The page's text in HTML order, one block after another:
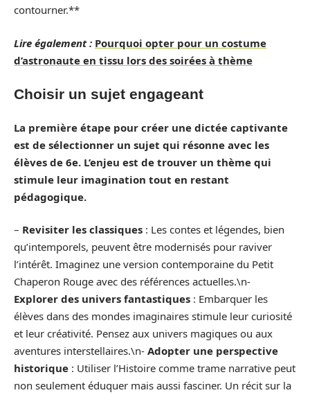
contourner.**
Lire également : Pourquoi opter pour un costume
d’astronaute en tissu lors des soirées à thème
Choisir un sujet engageant
La première étape pour créer une dictée captivante
est de sélectionner un sujet qui résonne avec les
élèves de 6e. L’enjeu est de trouver un thème qui
stimule leur imagination tout en restant
pédagogique.
– Revisiter les classiques : Les contes et légendes, bien
qu’intemporels, peuvent être modernisés pour raviver
l’intérêt. Imaginez une version contemporaine du Petit
Chaperon Rouge avec des références actuelles.\n-
Explorer des univers fantastiques : Embarquer les
élèves dans des mondes imaginaires stimule leur curiosité
et leur créativité. Pensez aux univers magiques ou aux
aventures interstellaires.\n- Adopter une perspective
historique : Utiliser l’Histoire comme trame narrative peut
non seulement éduquer mais aussi fasciner. Un récit sur la